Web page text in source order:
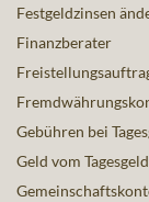
Festgeldzinsen
Finanzberater
Gebühren bei
Geld vom